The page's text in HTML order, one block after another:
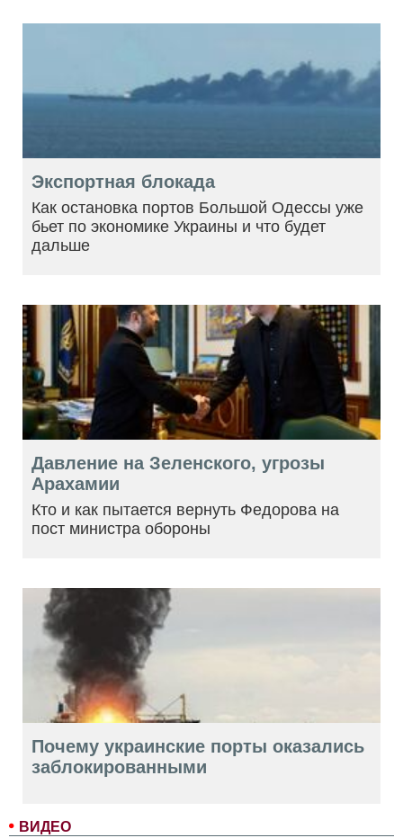
ВИДЕО
Экспортная блокада
Как остановка портов Большой Одессы уже
бьет по экономике Украины и что будет
дальше
Давление на Зеленского, угрозы
Арахамии
Кто и как пытается вернуть Федорова на
пост министра обороны
Почему украинские порты оказались
заблокированными